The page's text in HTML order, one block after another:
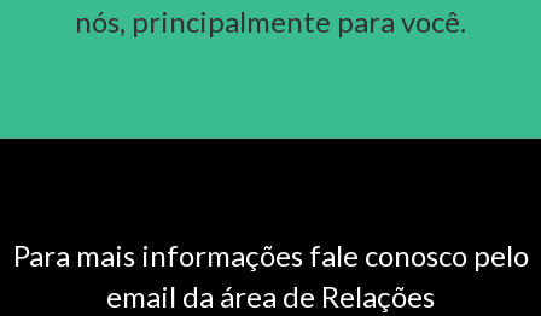
nós, principalmente para você.
Para mais informações fale conosco pelo
email da área de Relações